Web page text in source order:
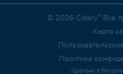
© 2026 Сatery™ Все
Карта
Политика
Сделано в